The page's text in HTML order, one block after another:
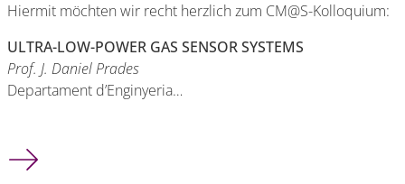
Hiermit möchten wir recht herzlich zum CM@S-Kolloquium:
ULTRA-LOW-POWER GAS SENSOR SYSTEMS
Prof. J. Daniel Prades
Departament d’Enginyeria…
CM@S-Kolloquium von Herrn Prof. J. Daniel Prades